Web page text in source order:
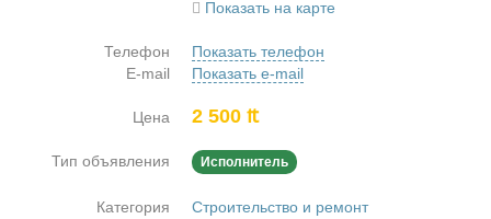
Показать на карте
Телефон
Показать телефон
E-mail
Показать e-mail
Цена 2 500 ₶
Тип объявления Исполнитель
Категория
Строительство и ремонт